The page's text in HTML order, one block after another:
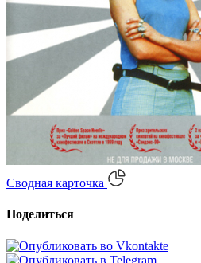
Сводная карточка
Поделиться